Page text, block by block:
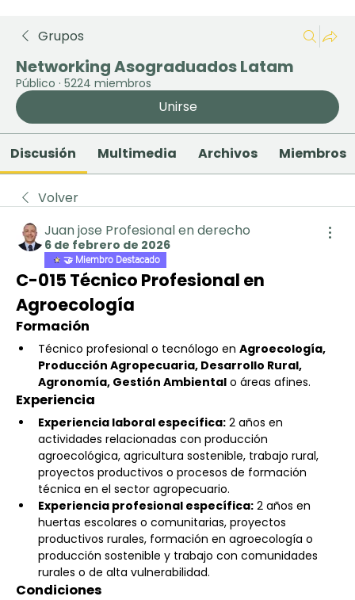
Grupos
Networking Asograduados Latam
Público · 5224 miembros
Unirse
Discusión Multimedia Archivos Miembros
Volver
Juan jose Profesional en derecho
6 de febrero de 2026
🤝 Miembro Destacado
C-015 Técnico Profesional en
Agroecología
Formación
Técnico profesional o tecnólogo en Agroecología,
Producción Agropecuaria, Desarrollo Rural,
Agronomía, Gestión Ambiental o áreas afines.
Experiencia
Experiencia laboral específica: 2 años en
actividades relacionadas con producción
agroecológica, agricultura sostenible, trabajo rural,
proyectos productivos o procesos de formación
técnica en el sector agropecuario.
Experiencia profesional específica: 2 años en
huertas escolares o comunitarias, proyectos
productivos rurales, formación en agroecología o
producción sostenible y trabajo con comunidades
rurales o de alta vulnerabilidad.
Condiciones